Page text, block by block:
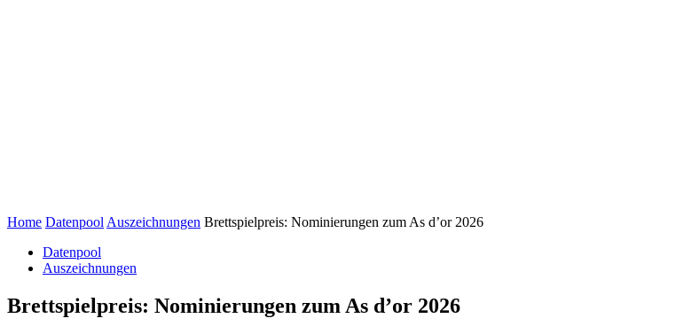
Home Datenpool Auszeichnungen Brettspielpreis: Nominierungen zum As d’or 2026
Datenpool
Auszeichnungen
Brettspielpreis: Nominierungen zum As d’or 2026